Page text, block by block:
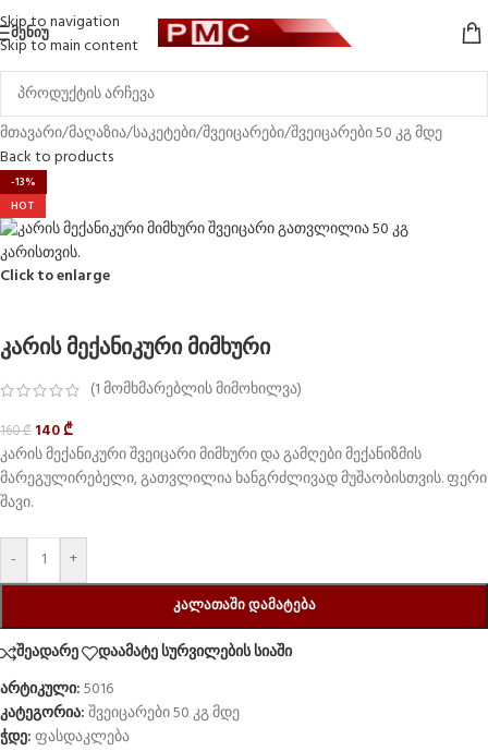
Skip to navigation
Skip to main content
ᲛᲔᲜᲘᲣ
მთავარი/მაღაზია/საკეტები/შვეიცარები/შვეიცარები 50 კგ მდე
Back to products
-13%
HOT
Click to enlarge
კარის მექანიკური მიმხური
(1მომხმარებლის მიმოხილვა)
160₾ 140₾
კარის მექანიკური შვეიცარი მიმხური და გამღები მექანიზმის
მარეგულირებელი, გათვლილია ხანგრძლივად მუშაობისთვის. ფერი
შავი.
- +
ᲙᲐᲚᲐᲗᲐᲨᲘ ᲓᲐᲛᲐᲢᲔᲑᲐ
შეადარე
დაამატე სურვილების სიაში
არტიკული:5016
კატეგორია:შვეიცარები 50 კგ მდე
ჭდე:ფასდაკლება